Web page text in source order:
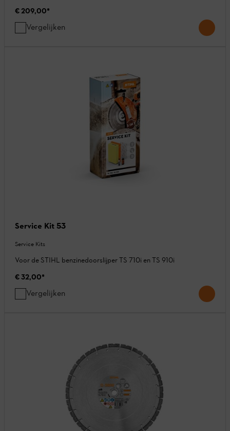
€ 209,00*
Vergelijken
Service Kit 53
Service Kits
Voor de STIHL benzinedoorslijper TS 710i en TS 910i
€ 32,00*
Vergelijken